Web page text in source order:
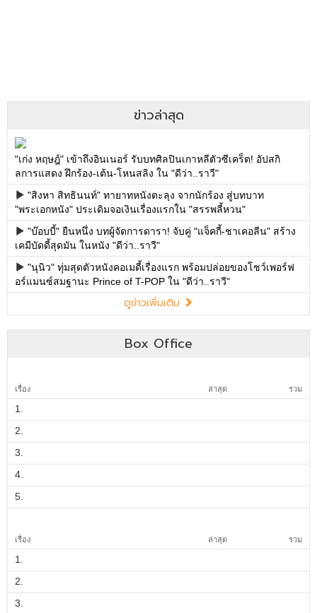
Box Office
เรื่อง ล่าสุด รวม
1.
2.
3.
4.
5.
เรื่อง ล่าสุด รวม
1.
2.
3.